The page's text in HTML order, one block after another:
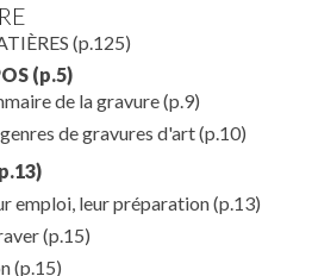
(p.125)
(p.5)
de la gravure(p.9)
de gravures d'art(p.10)
emploi, leur préparation(p.13)
(p.15)
(p.15)